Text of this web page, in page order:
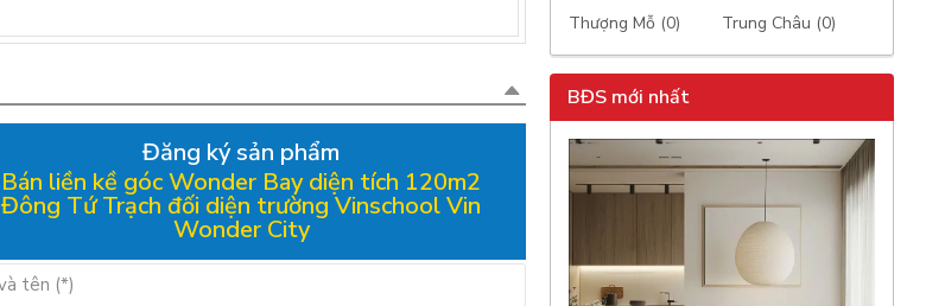
Đăng ký sản phẩm
Bán liền kề góc Wonder Bay diện tích 120m2
Đông Tứ Trạch đối diện trường Vinschool Vin
Wonder City
Thượng Mỗ (0)
Trung Châu (0)
BĐS mới nhất